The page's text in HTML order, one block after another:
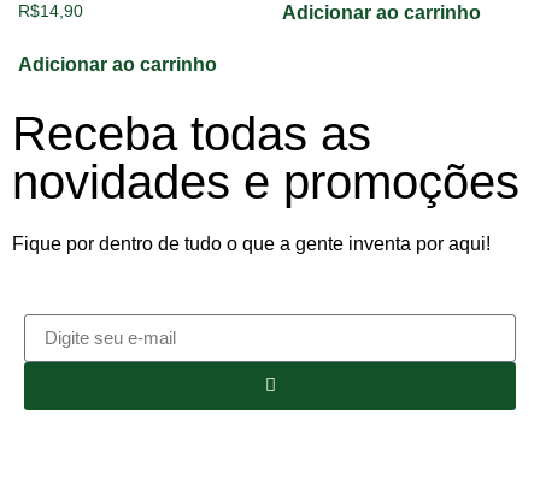
R$14,90
Adicionar ao carrinho
Adicionar ao carrinho
Receba todas as
novidades e promoções
Fique por dentro de tudo o que a gente inventa por aqui!